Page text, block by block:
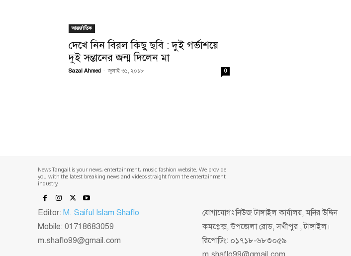
আন্তর্জাতিক
দেখে নিন বিরল কিছু ছবি : দুই গর্ভাশয়ে
দুই সন্তানের জন্ম দিলেন মা
Sazal Ahmed - জুলাই ৩১, ২০১৮ 0
News Tangail is your news, entertainment, music fashion website. We provide
you with the latest breaking news and videos straight from the entertainment
industry.
Editor: M. Saiful Islam Shaflo
Mobile: 01718683059
m.shaflo99@gmail.com
যোগাযোগঃ নিউজ টাঙ্গাইল কার্যালয়, মনির উদ্দিন
কমপ্লেক্স, উপজেলা রোড, সখীপুর , টাঙ্গাইল।
রিপোটিং: ০১৭১৮-৬৮৩০৫৯